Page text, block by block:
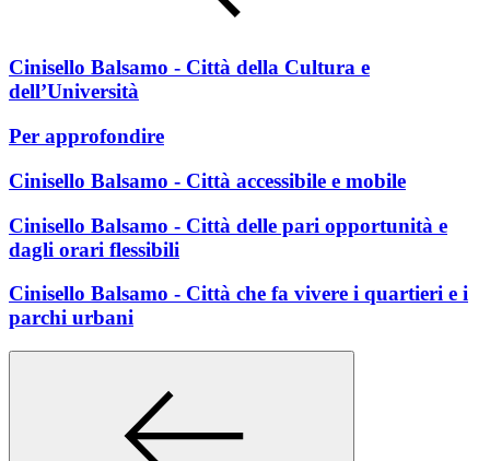
Cinisello Balsamo - Città della Cultura e
dell’Università
Per approfondire
Cinisello Balsamo - Città accessibile e mobile
Cinisello Balsamo - Città delle pari opportunità e
dagli orari flessibili
Cinisello Balsamo - Città che fa vivere i quartieri e i
parchi urbani